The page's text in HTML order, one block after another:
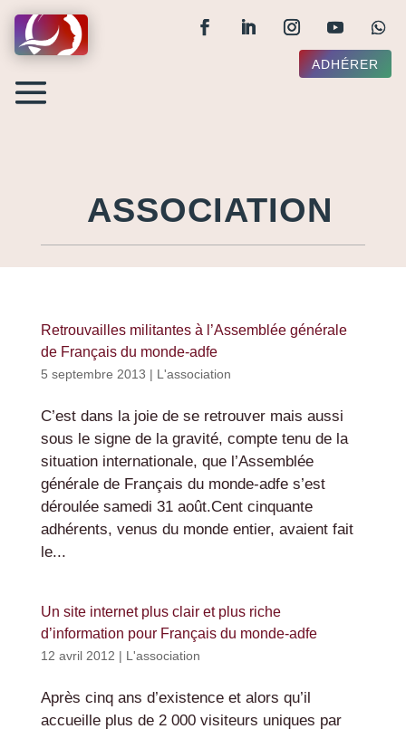
ADHÉRER
ASSOCIATION
Retrouvailles militantes à l’Assemblée générale
de Français du monde-adfe
5 septembre 2013 | L'association
C’est dans la joie de se retrouver mais aussi
sous le signe de la gravité, compte tenu de la
situation internationale, que l’Assemblée
générale de Français du monde-adfe s’est
déroulée samedi 31 août.Cent cinquante
adhérents, venus du monde entier, avaient fait
le...
Un site internet plus clair et plus riche
d’information pour Français du monde-adfe
12 avril 2012 | L'association
Après cinq ans d’existence et alors qu’il
accueille plus de 2 000 visiteurs uniques par